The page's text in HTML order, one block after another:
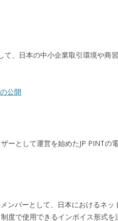
て、日本の中小企業取引環境や商
公開
ーとして運営を始めたJP PINTの
ンバーとして、日本におけるネッ
度で使用できるインボイス形式を